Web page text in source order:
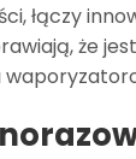
łączy
że